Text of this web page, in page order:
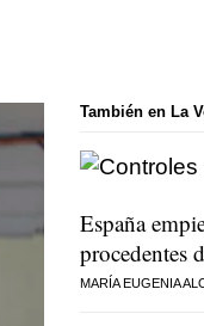
También en La
España
procedentes
MARÍA EUGENIA